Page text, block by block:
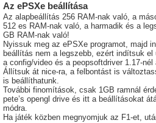
Az ePSXe beállítása
Az alapbeállítás 256 RAM-nak való, a
512 es RAM-nak való, a harmadik és a
GB RAM-nak való!
Nyissuk meg az ePSXe programot, majd
beállítás nem a legszebb, ezért indítsuk el
a config/video és a peopsoftdriver 1.17-
Állítsuk át nice-ra, a felbontást is
is beállíthatunk.
További finomítások, csak 1GB ramnál
pete’s opengl drive és itt a beállításokat
módra.
Ha játék közben megnyomjuk az F1-et,